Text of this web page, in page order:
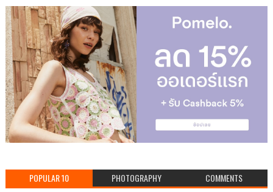
POPULAR 10 PHOTOGRAPHY COMMENTS